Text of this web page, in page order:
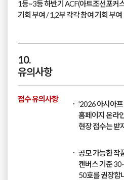
1등~3등 하반기 ACF(아트조선포커
기회 부여 / 1,2부 각각 참여 기회 부여
10.
유의사항
접수 유의사항
'2026 아시아
홈페이지 온라
현장 접수는 받
공모 가능한 작
캔버스 기준
50호를 권장합